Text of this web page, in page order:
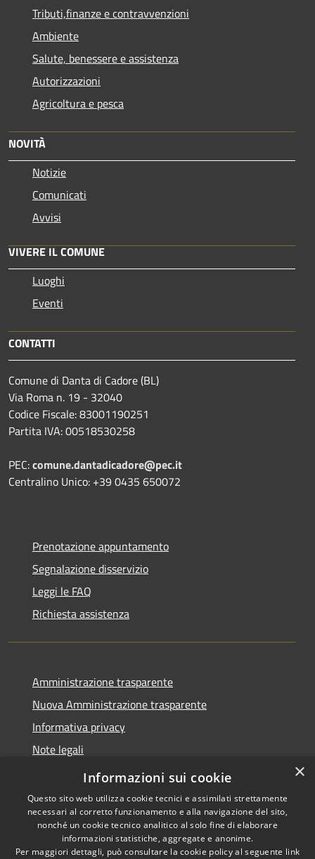
Tributi,finanze e contravvenzioni
Ambiente
Salute, benessere e assistenza
Autorizzazioni
Agricoltura e pesca
NOVITÀ
Notizie
Comunicati
Avvisi
VIVERE IL COMUNE
Luoghi
Eventi
CONTATTI
Comune di Danta di Cadore (BL)
Via Roma n. 19 - 32040
Codice Fiscale: 83001190251
Partita IVA: 00518530258
PEC:comune.dantadicadore@pec.it
Centralino Unico: +39 0435 650072
Prenotazione appuntamento
Segnalazione disservizio
Leggi le FAQ
Richiesta assistenza
Amministrazione trasparente
Nuova Amministrazione trasparente
Informativa privacy
Note legali
Dichiarazione di accessibilità
Copyright © 2026 • Comune di
×
Informazioni sui cookie
Questo sito web utilizza cookie tecnici e assimilati strettamente
necessari al corretto funzionamento e alla navigazione del sito,
nonché un cookie tecnico analitico al solo fine di elaborare
informazioni statistiche, aggregate e anonime.
Per maggiori dettagli, può consultare la cookie policy al seguente link